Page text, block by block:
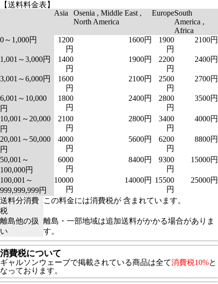
【送料料金表】
Asia
Osenia , Middle East ,
North America
EuropeSouth
America ,
Africa
0～1,000円
1200
円
1600円
1900
円
2100円
1,001～3,000円
1400
円
1900円
2200
円
2400円
3,001～6,000円
1600
円
2100円
2500
円
2700円
6,001～10,000
円
1800
円
2400円
2800
円
3500円
10,001～20,000
円
2100
円
2800円
3400
円
4000円
20,001～50,000
円
4000
円
5600円
6200
円
8800円
50,001～
100,000円
6000
円
8400円
9300
円
15000円
100,001～
999,999,999円
10000
円
14000円 15500
円
25000円
送料分消費
税
この料金には消費税が 含まれています。
離島他の扱
い
離島・一部地域は追加送料がかかる場合がありま
す。
消費税について
ギャルソンウェーブで掲載されている商品は全て消費税10%と
なっております。